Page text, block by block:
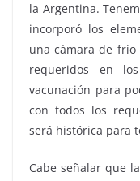
la Argentina.
incorporó los
una cámara de frío
requeridos en
vacunación para
con todos los
será histórica para
Cabe señalar que